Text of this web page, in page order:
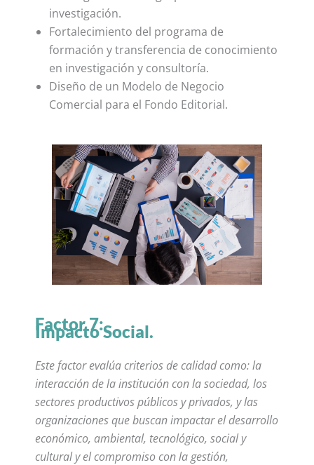
investigación.
Fortalecimiento del programa de
formación y transferencia de conocimiento
en investigación y consultoría.
Diseño de un Modelo de Negocio
Comercial para el Fondo Editorial.
Factor 7:
Impacto Social.
Este factor evalúa criterios de calidad como: la
interacción de la institución con la sociedad, los
sectores productivos públicos y privados, y las
organizaciones que buscan impactar el desarrollo
económico, ambiental, tecnológico, social y
cultural y el compromiso con la gestión,